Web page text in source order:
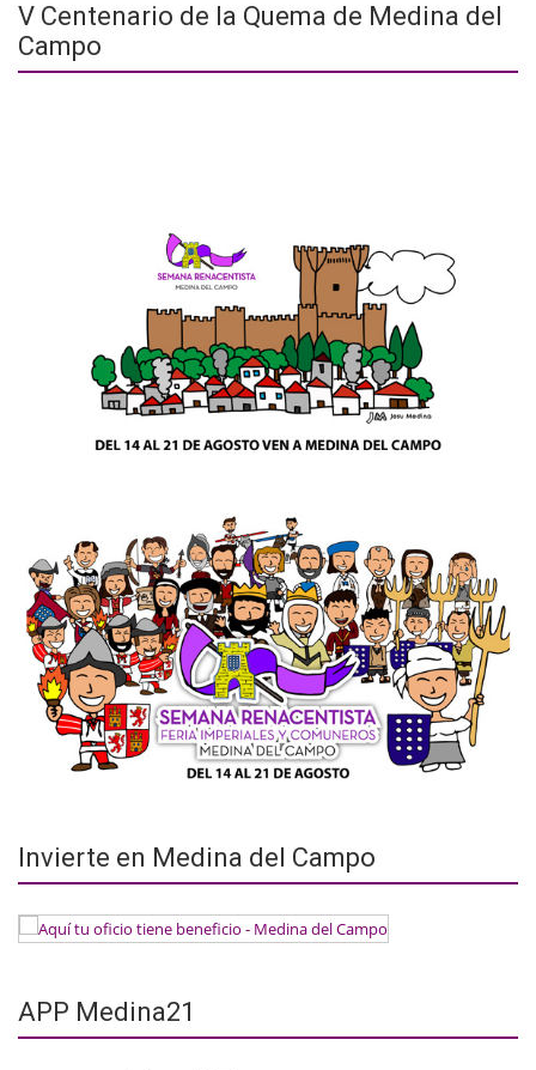
V Centenario de la Quema de Medina del
Campo
Invierte en Medina del Campo
APP Medina21